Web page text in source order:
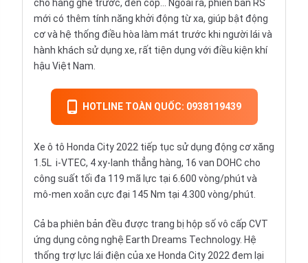
cho hàng ghế trước, đèn cốp... Ngoài ra, phiên bản RS
mới có thêm tính năng khởi động từ xa, giúp bật động
cơ và hệ thống điều hòa làm mát trước khi người lái và
hành khách sử dụng xe, rất tiện dụng với điều kiện khí
hậu Việt Nam.
HOTLINE TOÀN QUỐC: 0938119439
Xe ô tô Honda City 2022 tiếp tục sử dụng động cơ xăng
1.5L i-VTEC, 4 xy-lanh thẳng hàng, 16 van DOHC cho
công suất tối đa 119 mã lực tại 6.600 vòng/phút và
mô-men xoắn cực đại 145 Nm tại 4.300 vòng/phút.
Cả ba phiên bản đều được trang bị hộp số vô cấp CVT
ứng dụng công nghệ Earth Dreams Technology. Hệ
thống trợ lực lái điện của xe Honda City 2022 đem lại